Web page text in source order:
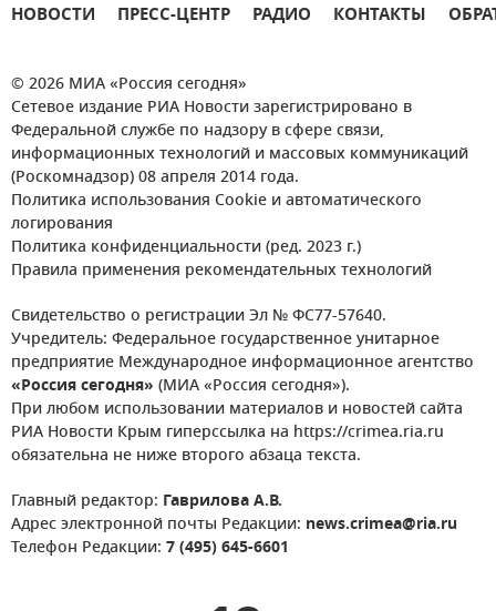
НОВОСТИ ПРЕСС-ЦЕНТР РАДИО КОНТАКТЫ
© 2026 МИА «Россия сегодня»
Сетевое издание РИА Новости зарегистрировано в
Федеральной службе по надзору в сфере связи,
информационных технологий и массовых коммуникаций
(Роскомнадзор) 08 апреля 2014 года.
Политика использования Cookie и автоматического
логирования
Политика конфиденциальности (ред. 2023 г.)
Правила применения рекомендательных технологий
Свидетельство о регистрации Эл № ФС77-57640.
Учредитель: Федеральное государственное унитарное
предприятие Международное информационное агентство
«Россия сегодня» (МИА «Россия сегодня»).
При любом использовании материалов и новостей сайта
РИА Новости Крым гиперссылка на https://crimea.ria.ru
обязательна не ниже второго абзаца текста.
Главный редактор: Гаврилова А.В.
Адрес электронной почты Редакции: news.crimea@ria.ru
Телефон Редакции: 7 (495) 645-6601